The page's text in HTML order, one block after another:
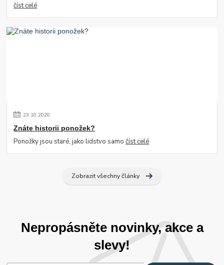
číst celé
23.10.2020
Znáte historii ponožek?
Ponožky jsou staré, jako lidstvo samočíst celé
Zobrazit všechny články
Nepropásněte novinky, akce a
slevy!